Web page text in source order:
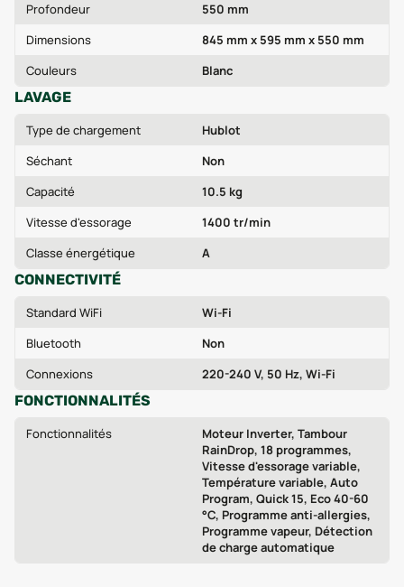
Profondeur
550 mm
Dimensions
845 mm x 595 mm x 550 mm
Couleurs
Blanc
LAVAGE
Type de chargement
Hublot
Séchant
Non
Capacité
10.5 kg
Vitesse d'essorage
1400 tr/min
Classe énergétique
A
CONNECTIVITÉ
Standard WiFi
Wi‑Fi
Bluetooth
Non
Connexions
220-240 V, 50 Hz, Wi‑Fi
FONCTIONNALITÉS
Fonctionnalités
Moteur Inverter, Tambour
RainDrop, 18 programmes,
Vitesse d'essorage variable,
Température variable, Auto
Program, Quick 15, Eco 40-60
°C, Programme anti-allergies,
Programme vapeur, Détection
de charge automatique